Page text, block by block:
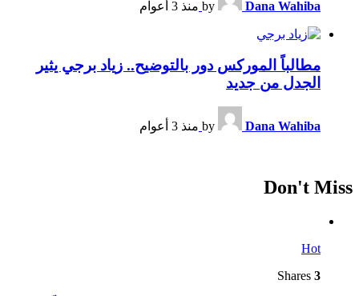
by Dana Wahiba منذ 3 أعوام
مطالباً الموركس دور بالتوضيح.. زياد برجي يثير
الجدل من جديد
by Dana Wahiba منذ 3 أعوام
Don't Miss
Hot
3